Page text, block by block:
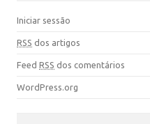
Iniciar sessão
RSS dos artigos
Feed RSS dos comentários
WordPress.org